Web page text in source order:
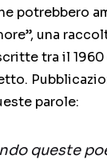
potrebbero
una
tra il 1960
parole:
queste